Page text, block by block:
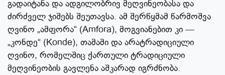
გადაიტანა და ადგილობრივ მეღვინეობასა და
ძირძველ ჯიშებს შეუთავსა. ამ შერწყმამ წარმოშვა
ღვინო „ამფორა“ (Amfora), მოგვიანებით კი —
„კონდე“ (Konde), თამამი და არატრადიციული
ღვინო, რომელშიც ქართული ტრადიციული
მეღვინეობის გავლენა აშკარად იგრძნობა.